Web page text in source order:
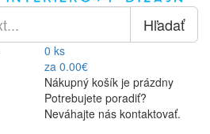
Hľadať
0 ks
za 0.00€
Nákupný košík je prázdny
Potrebujete poradiť?
Neváhajte nás kontaktovať.